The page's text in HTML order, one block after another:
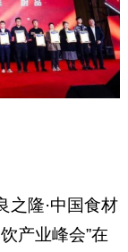
之隆·中国食材
产业峰会”在